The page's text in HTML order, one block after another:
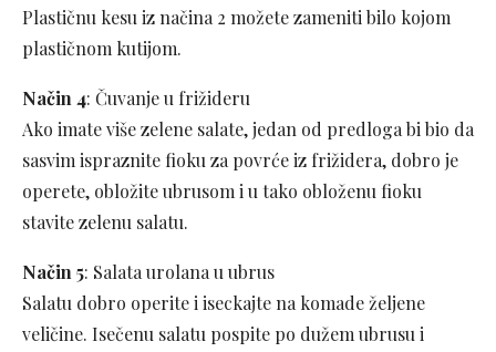
Plastičnu kesu iz načina 2 možete zameniti bilo kojom
plastičnom kutijom.
Način 4: Čuvanje u frižideru
Ako imate više zelene salate, jedan od predloga bi bio da
sasvim ispraznite fioku za povrće iz frižidera, dobro je
operete, obložite ubrusom i u tako obloženu fioku
stavite zelenu salatu.
Način 5: Salata urolana u ubrus
Salatu dobro operite i iseckajte na komade željene
veličine. Isečenu salatu pospite po dužem ubrusu i